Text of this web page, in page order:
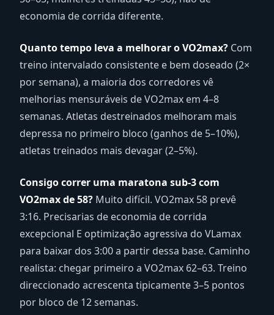
economia de corrida diferente.
Quanto tempo leva a melhorar o VO2max? Com
treino intervalado consistente e bem doseado (2×
por semana), a maioria dos corredores vê
melhorias mensuráveis de VO2max em 4–8
semanas. Atletas destreinados melhoram mais
depressa no primeiro bloco (ganhos de 5–10%),
atletas treinados mais devagar (2–5%).
Consigo correr uma maratona sub-3 com
VO2max de 58? Muito difícil. VO2max 58 prevê
3:16. Precisarias de economia de corrida
excepcional E optimização agressiva do VLamax
para baixar dos 3:00 a partir dessa base. Caminho
realista: chegar primeiro a VO2max 62–63. Treino
direccionado acrescenta tipicamente 3–5 pontos
por bloco de 12 semanas.